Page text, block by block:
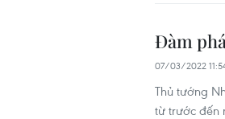
Đàm
07/03/2022
Thủ tướng
từ trước đến